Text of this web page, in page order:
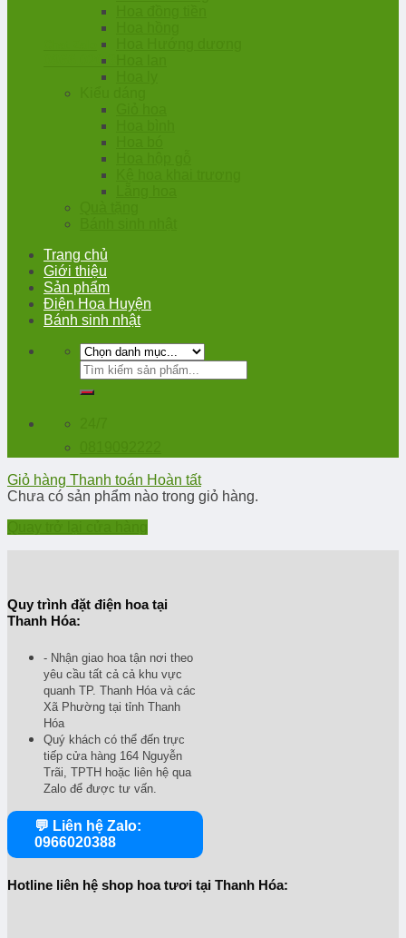
0966.020.388
Trang chủ
Giới thiệu
Sản phẩm
Điện Hoa Huyện
Bánh sinh nhật
Tìm
kiếm:
Giỏ hàng Thanh toán Hoàn tất
Chưa có sản phẩm nào trong giỏ hàng.
Quy trình đặt điện hoa tại
Thanh Hóa:
- Nhận giao hoa tận nơi theo
yêu cầu tất cả cả khu vực
quanh TP. Thanh Hóa và các
Xã Phường tại tỉnh Thanh
Hóa
Quý khách có thể đến trực
tiếp cửa hàng 164 Nguyễn
Trãi, TPTH hoặc liên hệ qua
Zalo để được tư vấn.
💬 Liên hệ Zalo:
0966020388
Hotline liên hệ shop hoa tươi tại Thanh Hóa: